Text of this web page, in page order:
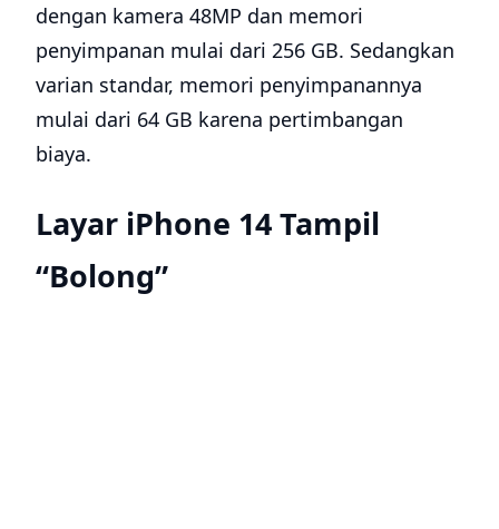
dengan kamera 48MP dan memori
penyimpanan mulai dari 256 GB. Sedangkan
varian standar, memori penyimpanannya
mulai dari 64 GB karena pertimbangan
biaya.
Layar iPhone 14 Tampil
“Bolong”